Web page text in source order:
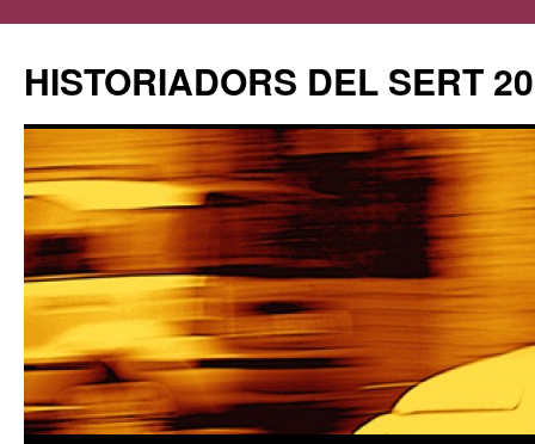
HISTORIADORS DEL SERT